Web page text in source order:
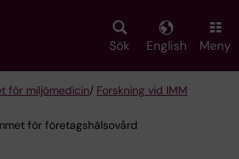
Sök English Meny
för miljömedicin/ Forskning vid IMM
för företagshälsovård